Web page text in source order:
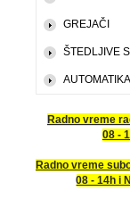
GREJAČI
ŠTEDLJIVE
Radno vreme
08 -
Radno vreme
08 - 14h i